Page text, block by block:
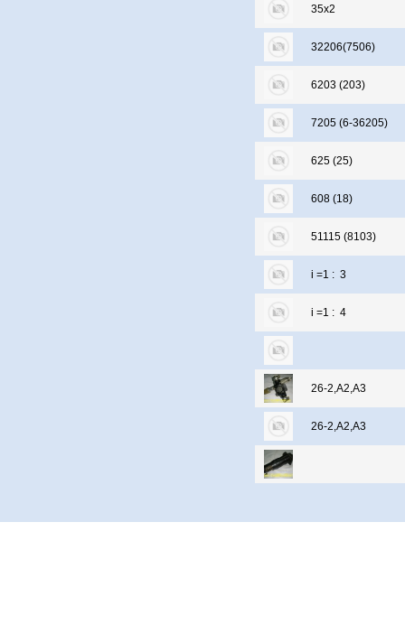
35х2
32206(7506)
6203 (203)
7205 (6-36205)
625 (25)
608 (18)
51115 (8103)
i =1 : 3
i =1 : 4
26-2,А2,А3
26-2,А2,А3